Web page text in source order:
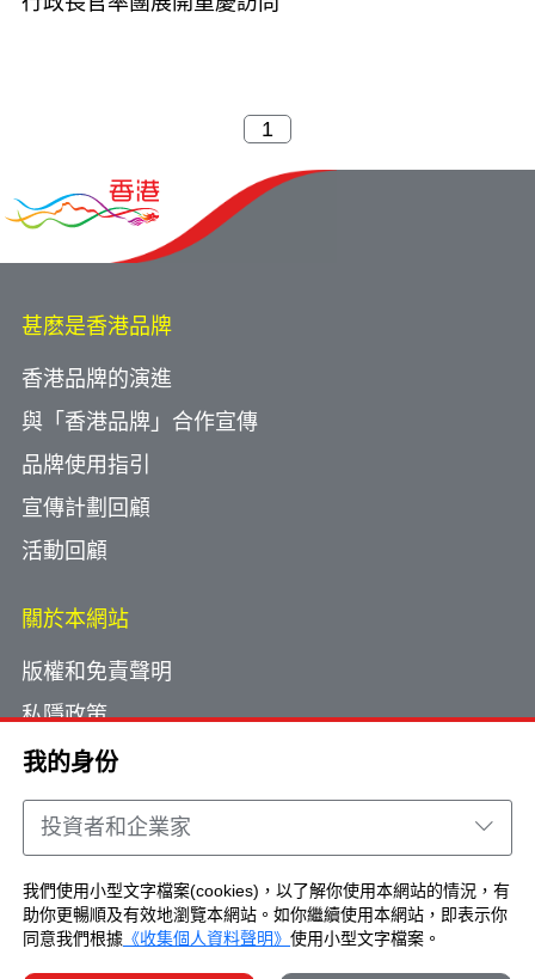
我的身份
投資者和企業家
我們使用小型文字檔案(cookies)，以了解你使用本網站的情況，有
助你更暢順及有效地瀏覽本網站。如你繼續使用本網站，即表示你
同意我們根據 《收集個人資料聲明》 使用小型文字檔案。
甚麽是香港品牌
香港品牌的演進
與「香港品牌」合作宣傳
品牌使用指引
宣傳計劃回顧
活動回顧
關於本網站
版權和免責聲明
私隱政策
使用小型文字檔案
網頁指南
聯絡我們
Copyright © Brand Hong Kong. All Rights
Reserved.